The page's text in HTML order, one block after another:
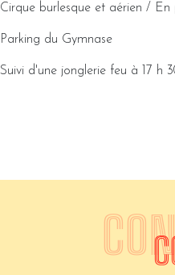
Cirque burlesque et aérien /
Parking du Gymnase
Suivi d'une jonglerie feu à 17 h